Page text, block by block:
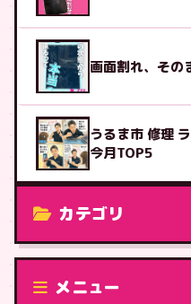
画面割れ、その
うるま市 修理
今月TOP5
カテゴリ
修理（機種から）
メニュー